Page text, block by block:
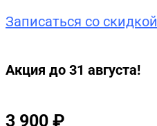
Записаться со скидкой
Акция до 31 августа!
3 900 ₽